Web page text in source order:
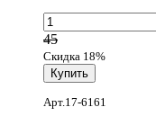
45
Скидка 18%
Арт.17-6161